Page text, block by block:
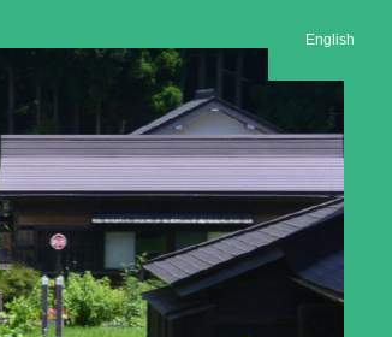
English